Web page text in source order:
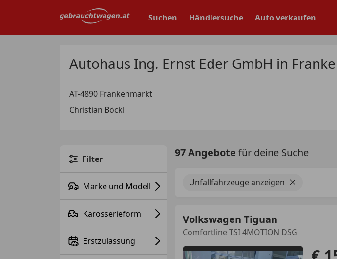
Suchen Händlersuche Auto verkaufen
Autohaus Ing. Ernst Eder GmbH in
AT-4890 Frankenmarkt
Christian Böckl
Filter
Marke und Modell
Karosserieform
Erstzulassung
97 Angebote für deine Suche
Unfallfahrzeuge anzeigen
Volkswagen Tiguan
Comfortline TSI 4MOTION DSG